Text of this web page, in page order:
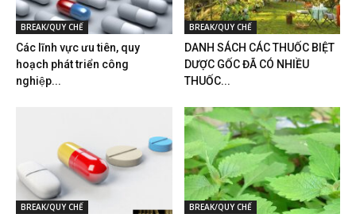
BREAK/QUY CHẾ
Các lĩnh vực ưu tiên, quy
hoạch phát triển công
nghiệp...
BREAK/QUY CHẾ
DANH SÁCH CÁC THUỐC BIỆT
DƯỢC GỐC ĐÃ CÓ NHIỀU
THUỐC...
BREAK/QUY CHẾ BREAK/QUY CHẾ